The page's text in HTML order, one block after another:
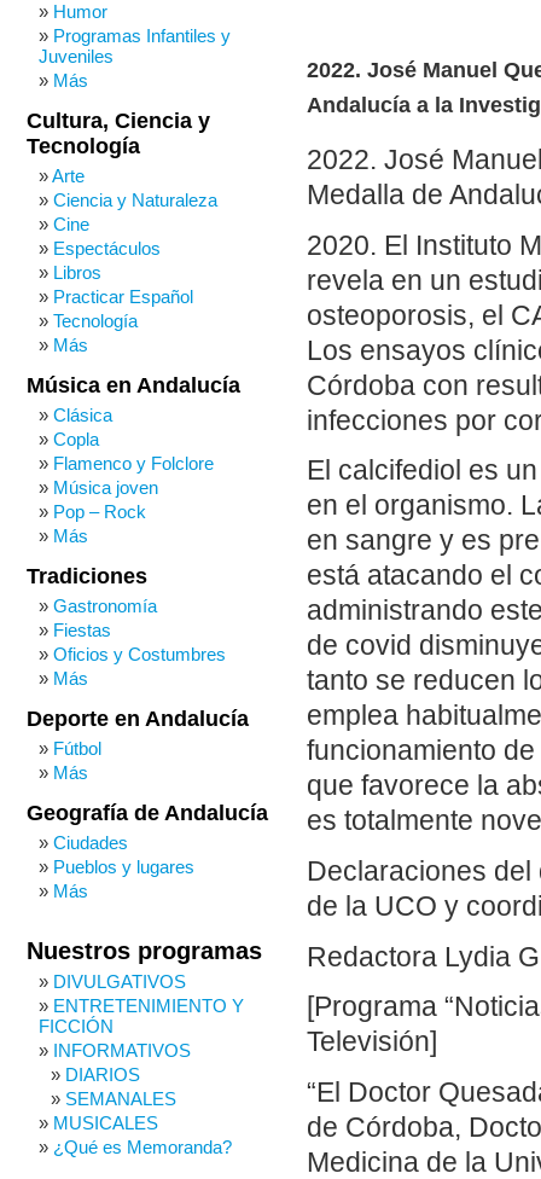
2022. José Manuel
Andalucía a la
2022. José
Medalla de
2020. El Instituto
revela en un
osteoporosis, el
Los ensayos
Córdoba con
infecciones por
El calcifediol es
en el organismo.
en sangre y es
está atacando el
administrando
de covid
tanto se reducen
emplea
funcionamiento
que favorece la
es totalmente
Declaraciones
de la UCO y
Redactora Lydia
[Programa
Televisión]
“El Doctor
de Córdoba,
Medicina de la
Humor
Programas Infantiles y
Juveniles
Más
Cultura, Ciencia y
Tecnología
Arte
Ciencia y Naturaleza
Cine
Espectáculos
Libros
Practicar Español
Tecnología
Más
Música en Andalucía
Clásica
Copla
Flamenco y Folclore
Música joven
Pop – Rock
Más
Tradiciones
Gastronomía
Fiestas
Oficios y Costumbres
Más
Deporte en Andalucía
Fútbol
Más
Geografía de Andalucía
Ciudades
Pueblos y lugares
Más
Nuestros programas
DIVULGATIVOS
ENTRETENIMIENTO Y
FICCIÓN
INFORMATIVOS
DIARIOS
SEMANALES
MUSICALES
¿Qué es Memoranda?